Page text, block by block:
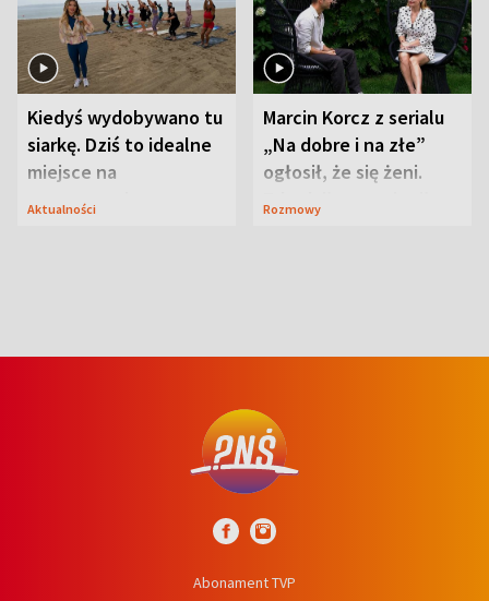
Kiedyś wydobywano tu
siarkę. Dziś to idealne
miejsce na
wypoczynek
Aktualności
Marcin Korcz z serialu
„Na dobre i na złe”
ogłosił, że się żeni.
Zdradził, co zmienił
Rozmowy
Abonament TVP